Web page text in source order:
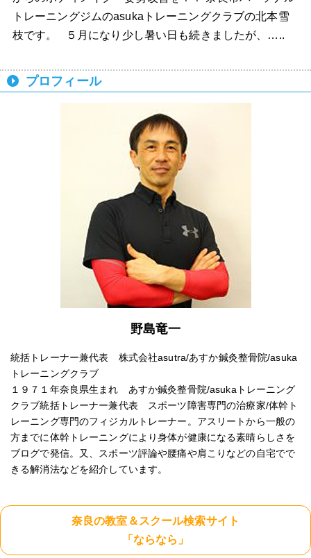
トレーニングジムのasukaトレーニングクラブの北本雪
枝です。 ５月になり少し暑い日も続きましたが、…..
プロフィール
野島竜一
統括トレーナー兼代表 株式会社asutra/あすか鍼灸整骨院/asuka
トレーニングクラブ
１９７１年奈良県生まれ あすか鍼灸整骨院/asukaトレーニング
クラブ統括トレーナー兼代表 スポーツ障害専門の治療家/体幹ト
レーニング専門のフィジカルトレーナー。アスリートから一般の
方までに体幹トレーニングにより身体が健康になる素晴らしさを
ブログで発信。又、スポーツ評論や腰痛や肩こりなどの自宅でで
きる解消法などを紹介しています。
奈良の教室＆スクール検索サイト
「ならなら」